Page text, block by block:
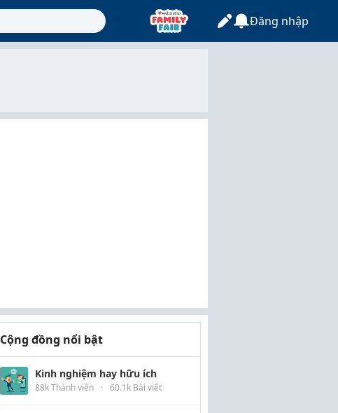
Đăng nhập
Cộng đồng nổi bật
Kinh nghiệm hay hữu ích
88k Thành viên · 60.1k Bài viết